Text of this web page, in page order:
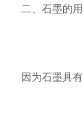
二、石墨的用
因为石墨具有